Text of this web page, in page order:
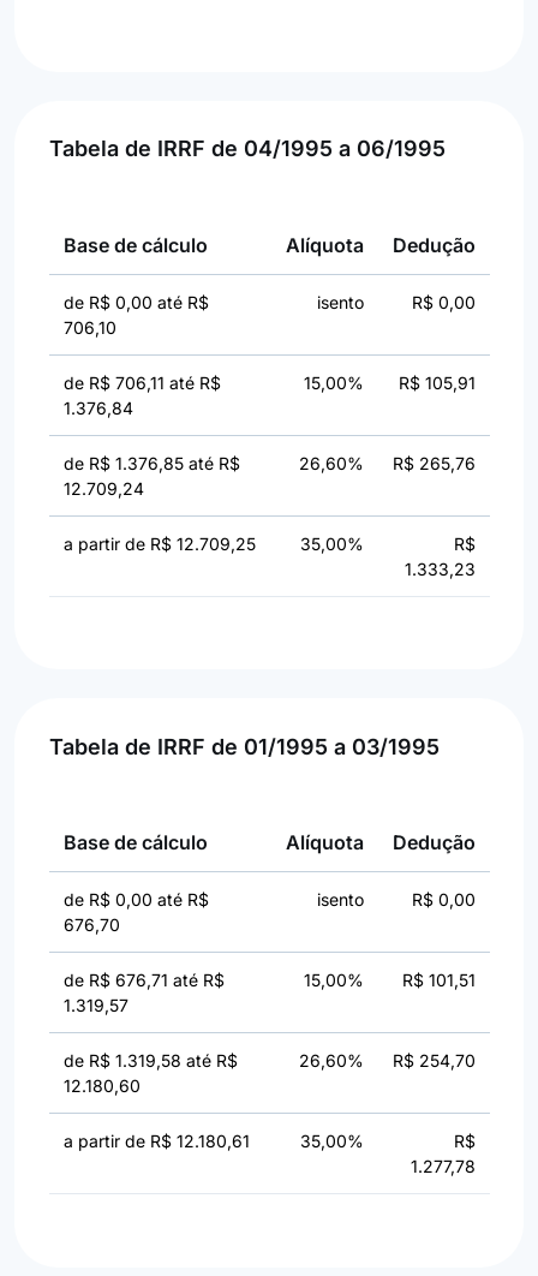
Tabela de IRRF de 04/1995 a 06/1995
Base de cálculo Alíquota Dedução
de R$ 0,00 até R$
706,10
isento R$ 0,00
de R$ 706,11 até R$
1.376,84
15,00% R$ 105,91
de R$ 1.376,85 até R$
12.709,24
26,60% R$ 265,76
a partir de R$ 12.709,25 35,00%
R$
1.333,23
Tabela de IRRF de 01/1995 a 03/1995
Base de cálculo Alíquota Dedução
de R$ 0,00 até R$
676,70
isento R$ 0,00
de R$ 676,71 até R$
1.319,57
15,00% R$ 101,51
de R$ 1.319,58 até R$
12.180,60
26,60% R$ 254,70
a partir de R$ 12.180,61 35,00%
R$
1.277,78